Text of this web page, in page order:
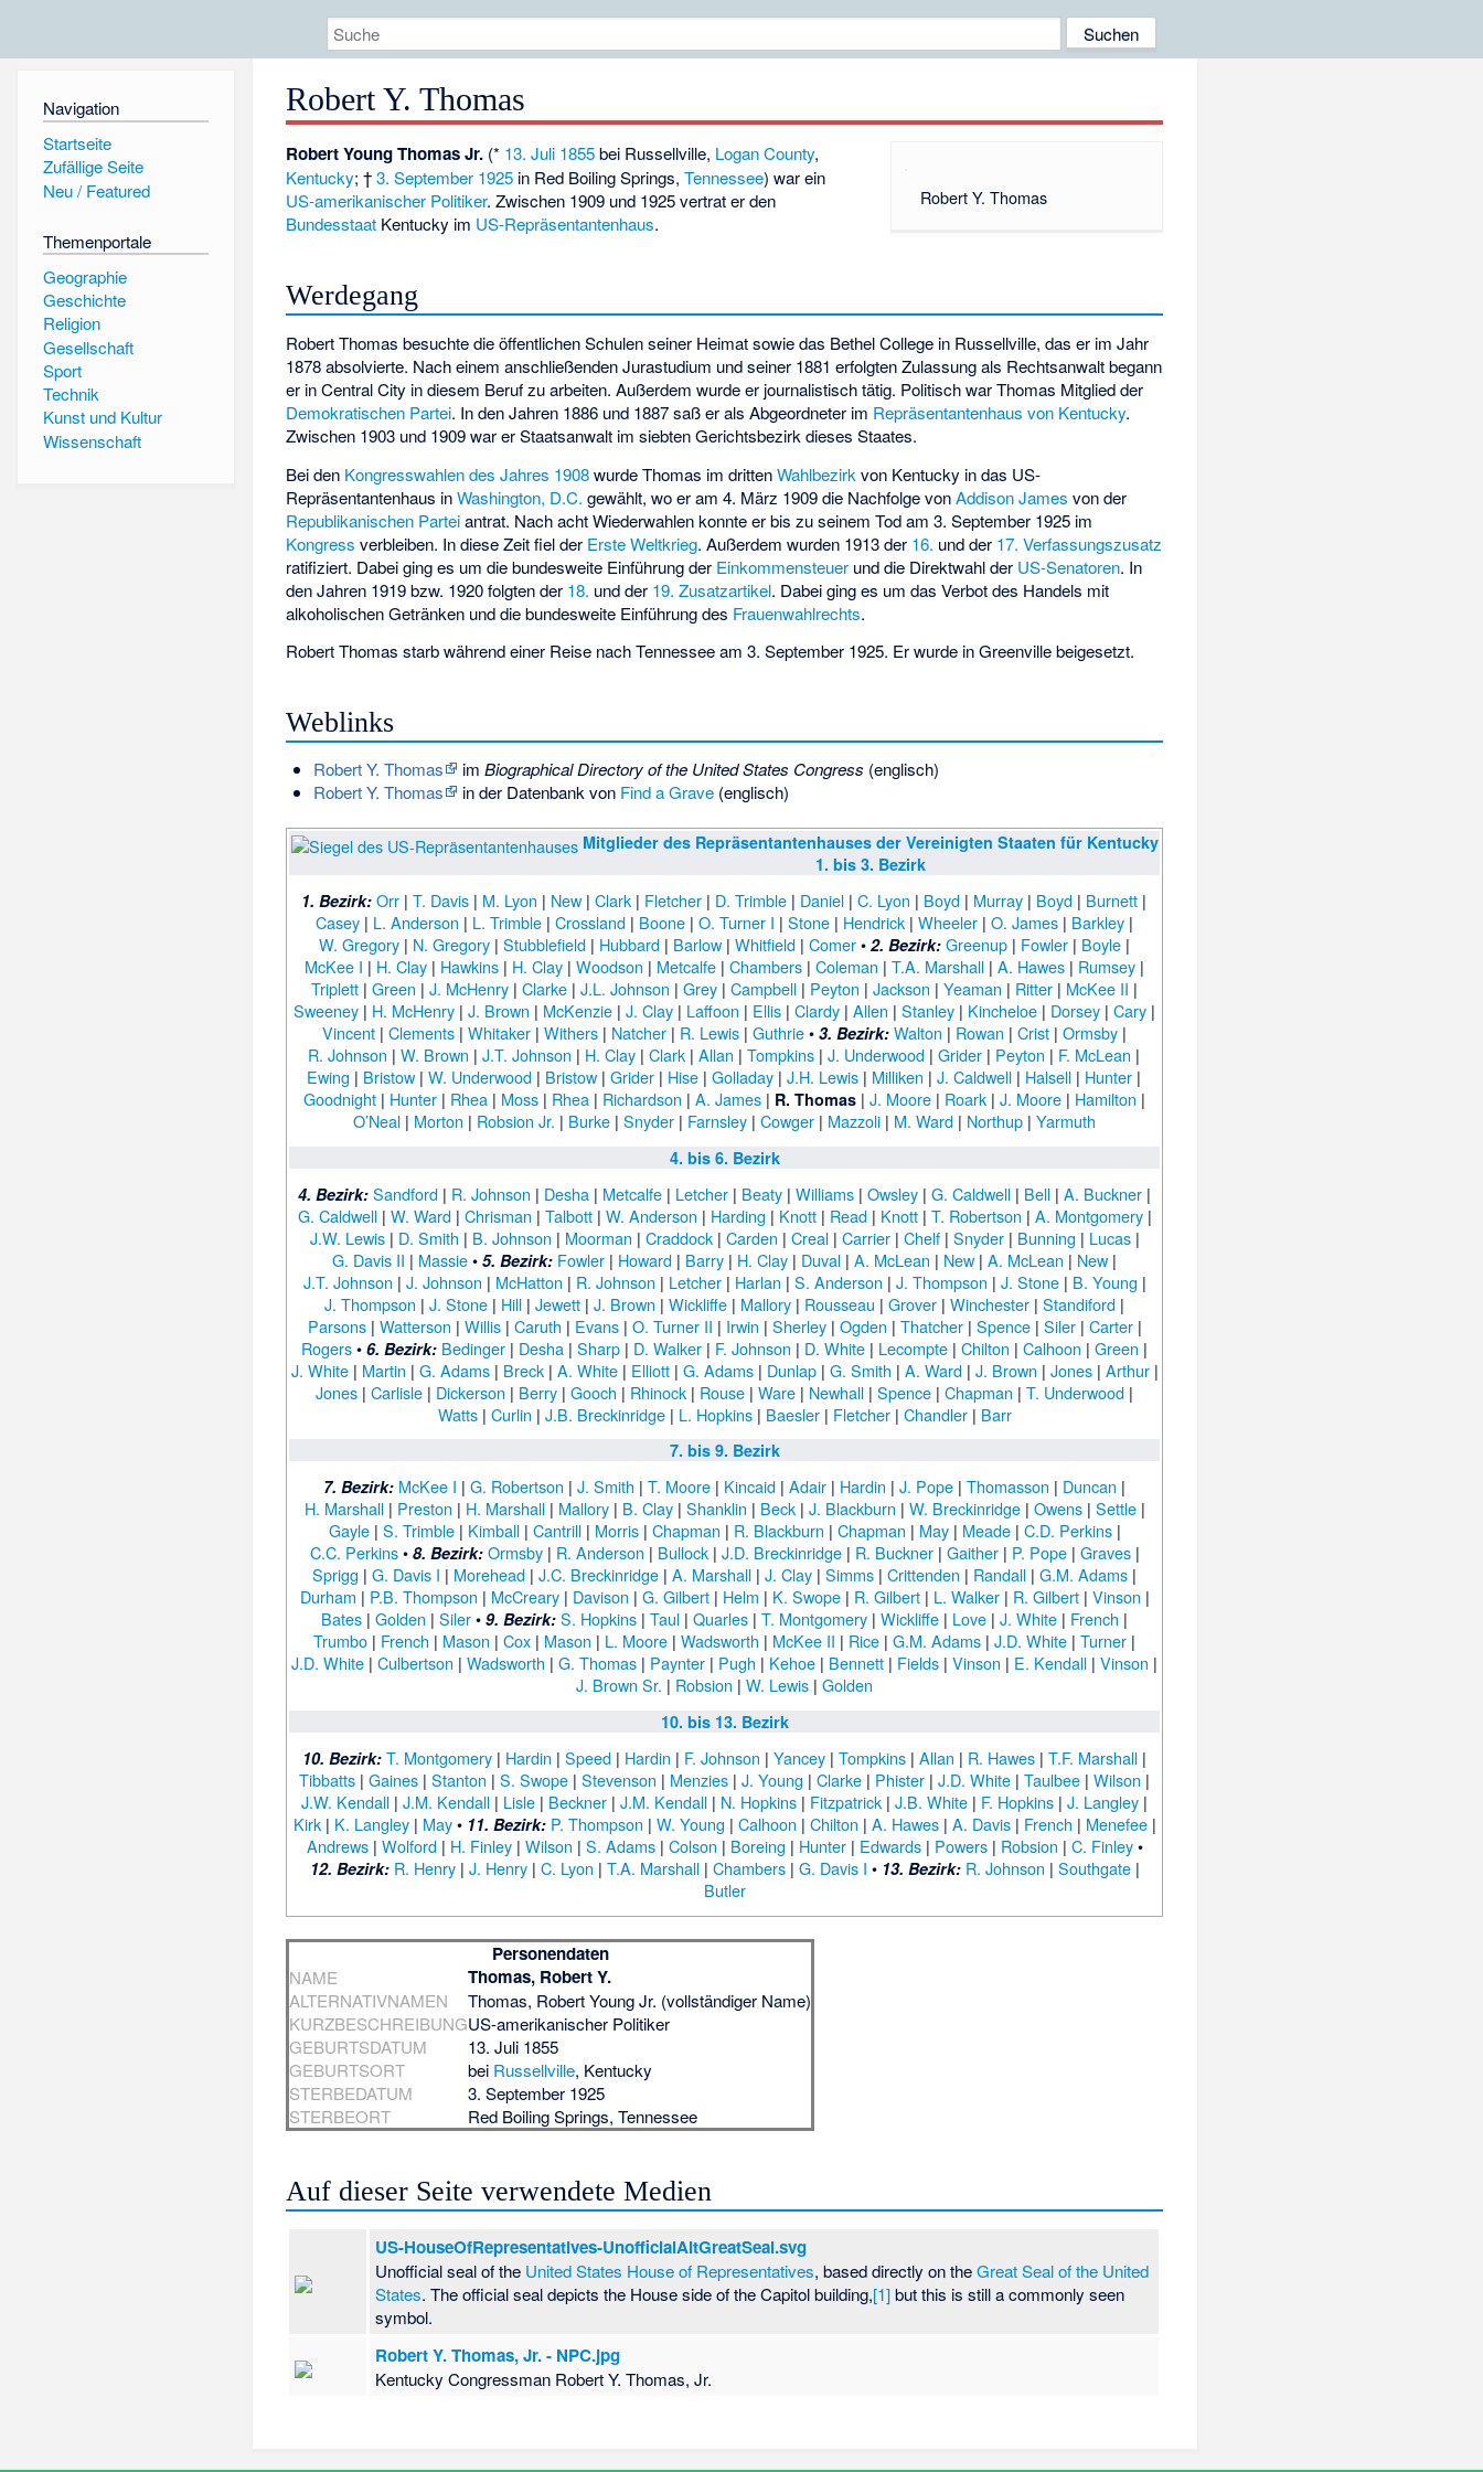
Navigation
Startseite
Zufällige Seite
Neu / Featured
Themenportale
Geographie
Geschichte
Religion
Gesellschaft
Sport
Technik
Kunst und Kultur
Wissenschaft
Robert Y. Thomas
Robert Y. Thomas
Robert Young Thomas Jr. (* 13. Juli 1855bei Russellville, Logan County,
Kentucky; †3. September 1925 in Red Boiling Springs,Tennessee) war ein
US-amerikanischer Politiker. Zwischen 1909 und 1925 vertrat er den
Bundesstaat Kentucky im US-Repräsentantenhaus.
Werdegang
Robert Thomas besuchte die öffentlichen Schulen seiner Heimat sowie das Bethel College in Russellville, das er im Jahr
1878 absolvierte. Nach einem anschließenden Jurastudium und seiner 1881 erfolgten Zulassung als Rechtsanwalt begann
er inCentral City in diesem Beruf zu arbeiten. Außerdem wurde er journalistisch tätig. Politisch war Thomas Mitglied der
Demokratischen Partei. In den Jahren 1886 und 1887 saß er als Abgeordneter im Repräsentantenhaus von Kentucky.
Zwischen 1903 und 1909 war er Staatsanwalt im siebten Gerichtsbezirk dieses Staates.
Bei den Kongresswahlen des Jahres 1908wurde Thomas im drittenWahlbezirk von Kentucky in das US-
Repräsentantenhaus inWashington, D.C. gewählt, wo er am 4. März 1909 die Nachfolge vonAddison James von der
Republikanischen Parteiantrat. Nach acht Wiederwahlen konnte er bis zu seinem Tod am 3. September 1925 im
Kongress verbleiben. In diese Zeit fiel der Erste Weltkrieg. Außerdem wurden 1913 der 16. und der 17. Verfassungszusatz
ratifiziert. Dabei ging es um die bundesweite Einführung der Einkommensteuer und die Direktwahl der US-Senatoren. In
den Jahren 1919 bzw. 1920 folgten der 18. und der 19. Zusatzartikel. Dabei ging es um das Verbot des Handels mit
alkoholischen Getränken und die bundesweite Einführung des Frauenwahlrechts.
Robert Thomas starb während einer Reise nach Tennessee am 3. September 1925. Er wurde inGreenvillebeigesetzt.
Weblinks
Robert Y. Thomas im Biographical Directory of the United States Congress (englisch)
Robert Y. Thomas
in der Datenbank von Find a Grave(englisch)
Mitglieder des Repräsentantenhauses der Vereinigten Staaten für Kentucky
1. bis 3. Bezirk
1. Bezirk: Orr |T. Davis | M. Lyon | New |Clark | Fletcher | D. Trimble | Daniel |C. Lyon | Boyd | Murray | Boyd | Burnett |
Casey| L. Anderson | L. Trimble| Crossland| Boone| O. Turner I | Stone| Hendrick| Wheeler| O. James| Barkley|
W. Gregory| N. Gregory| Stubblefield| Hubbard| Barlow| Whitfield| Comer• 2. Bezirk: Greenup| Fowler| Boyle|
McKee I | H. Clay| Hawkins| H. Clay| Woodson | Metcalfe| Chambers| Coleman | T.A. Marshall| A. Hawes| Rumsey|
Triplett| Green | J. McHenry| Clarke| J.L. Johnson | Grey| Campbell| Peyton | Jackson | Yeaman | Ritter| McKee II |
Sweeney| H. McHenry| J. Brown | McKenzie| J. Clay| Laffoon | Ellis| Clardy| Allen | Stanley| Kincheloe| Dorsey| Cary|
Vincent| Clements| Whitaker| Withers| Natcher| R. Lewis| Guthrie• 3. Bezirk: Walton | Rowan | Crist| Ormsby|
R. Johnson |W. Brown |J.T. Johnson | H. Clay |Clark |Allan |Tompkins |J. Underwood |Grider | Peyton | F. McLean |
Ewing | Bristow |W. Underwood | Bristow |Grider | Hise |Golladay |J.H. Lewis | Milliken |J. Caldwell | Halsell | Hunter |
Goodnight| Hunter| Rhea| Moss| Rhea| Richardson | A. James| R. Thomas| J. Moore| Roark| J. Moore| Hamilton |
O’Neal| Morton | Robsion Jr. | Burke| Snyder| Farnsley| Cowger| Mazzoli| M. Ward| Northup| Yarmuth
4. bis 6. Bezirk
4. Bezirk: Sandford | R. Johnson | Desha | Metcalfe | Letcher | Beaty |Williams |Owsley |G. Caldwell | Bell |A. Buckner |
G. Caldwell| W. Ward| Chrisman | Talbott| W. Anderson | Harding | Knott| Read| Knott| T. Robertson | A. Montgomery|
J.W. Lewis| D. Smith | B. Johnson | Moorman | Craddock| Carden | Creal| Carrier| Chelf| Snyder| Bunning | Lucas|
G. Davis II | Massie•5. Bezirk: Fowler | Howard | Barry | H. Clay | Duval |A. McLean | New |A. McLean | New |
J.T. Johnson | J. Johnson | McHatton | R. Johnson | Letcher| Harlan | S. Anderson | J. Thompson | J. Stone| B. Young |
J. Thompson |J. Stone | Hill |Jewett |J. Brown |Wickliffe | Mallory | Rousseau |Grover |Winchester |Standiford |
Parsons| Watterson | Willis| Caruth | Evans| O. Turner II | Irwin | Sherley| Ogden | Thatcher| Spence| Siler| Carter|
Rogers•6. Bezirk: Bedinger | Desha |Sharp | D. Walker | F. Johnson | D. White | Lecompte |Chilton |Calhoon |Green |
J. White| Martin | G. Adams| Breck| A. White| Elliott| G. Adams| Dunlap| G. Smith | A. Ward| J. Brown | Jones| Arthur|
Jones |Carlisle | Dickerson | Berry |Gooch | Rhinock | Rouse |Ware | Newhall |Spence |Chapman |T. Underwood |
Watts| Curlin | J.B. Breckinridge| L. Hopkins| Baesler| Fletcher| Chandler| Barr
7. bis 9. Bezirk
7. Bezirk: McKee I |G. Robertson |J. Smith |T. Moore | Kincaid |Adair | Hardin |J. Pope |Thomasson | Duncan |
H. Marshall| Preston | H. Marshall| Mallory| B. Clay| Shanklin | Beck| J. Blackburn | W. Breckinridge| Owens| Settle|
Gayle| S. Trimble| Kimball| Cantrill| Morris| Chapman | R. Blackburn | Chapman | May| Meade| C.D. Perkins|
C.C. Perkins• 8. Bezirk: Ormsby| R. Anderson | Bullock| J.D. Breckinridge| R. Buckner| Gaither| P. Pope| Graves|
Sprigg |G. Davis I | Morehead |J.C. Breckinridge |A. Marshall |J. Clay |Simms |Crittenden | Randall |G.M. Adams |
Durham | P.B. Thompson | McCreary| Davison | G. Gilbert| Helm | K. Swope| R. Gilbert| L. Walker| R. Gilbert| Vinson |
Bates |Golden |Siler•9. Bezirk: S. Hopkins |Taul |Quarles |T. Montgomery |Wickliffe | Love |J. White | French |
Trumbo | French | Mason |Cox | Mason | L. Moore |Wadsworth | McKee II | Rice |G.M. Adams |J.D. White |Turner |
J.D. White |Culbertson |Wadsworth |G. Thomas | Paynter | Pugh | Kehoe | Bennett | Fields |Vinson | E. Kendall |Vinson |
J. Brown Sr. | Robsion |W. Lewis |Golden
10. bis 13. Bezirk
10. Bezirk: T. Montgomery | Hardin |Speed | Hardin | F. Johnson |Yancey |Tompkins |Allan | R. Hawes |T.F. Marshall |
Tibbatts |Gaines |Stanton |S. Swope |Stevenson | Menzies |J. Young |Clarke | Phister |J.D. White |Taulbee |Wilson |
J.W. Kendall |J.M. Kendall | Lisle | Beckner |J.M. Kendall | N. Hopkins | Fitzpatrick |J.B. White | F. Hopkins |J. Langley |
Kirk| K. Langley| May• 11. Bezirk: P. Thompson | W. Young | Calhoon | Chilton | A. Hawes| A. Davis| French | Menefee|
Andrews| Wolford| H. Finley| Wilson | S. Adams| Colson | Boreing | Hunter| Edwards| Powers| Robsion | C. Finley•
12. Bezirk: R. Henry| J. Henry| C. Lyon | T.A. Marshall| Chambers| G. Davis I • 13. Bezirk: R. Johnson | Southgate|
Butler
Personendaten
NAME Thomas, Robert Y.
ALTERNATIVNAMEN
Thomas, Robert Young Jr. (vollständiger Name)
KURZBESCHREIBUNGUS-amerikanischer Politiker
GEBURTSDATUM
13. Juli 1855
GEBURTSORT
bei Russellville, Kentucky
STERBEDATUM
3. September 1925
STERBEORT
Red Boiling Springs, Tennessee
Auf dieser Seite verwendete Medien
US-HouseOfRepresentatives-UnofficialAltGreatSeal.svg
Unofficial seal of the United States House of Representatives, based directly on theGreat Seal of the United
States. The official seal depicts the House side of the Capitol building,[1]but this is still a commonly seen
symbol.
Robert Y. Thomas, Jr. - NPC.jpg
Kentucky Congressman Robert Y. Thomas, Jr.